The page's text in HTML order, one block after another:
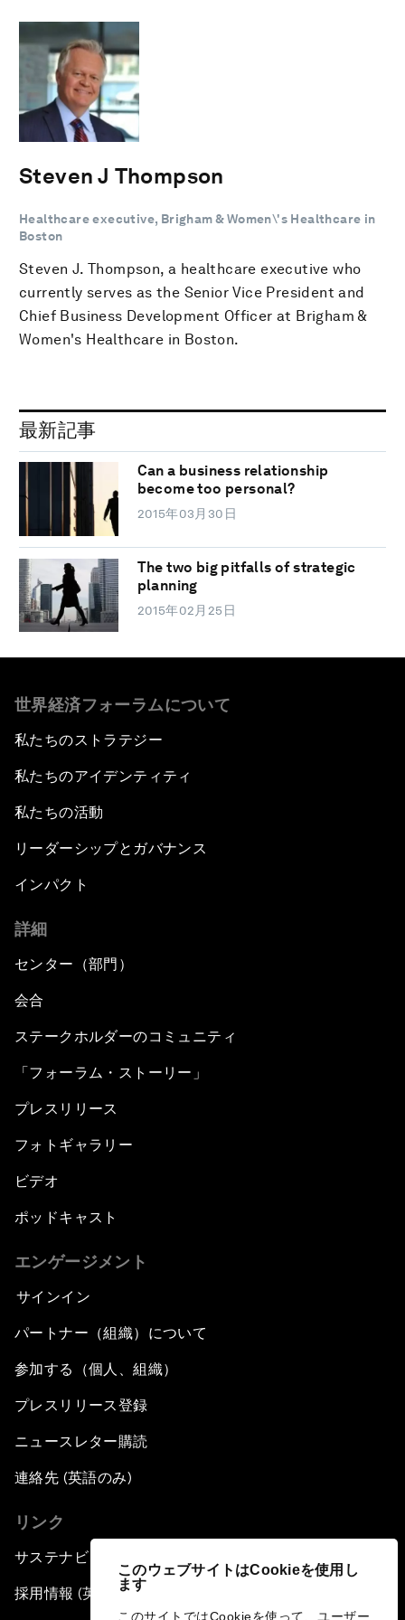
このウェブサイトはCookieを使用し
ます
このサイトではCookieを使って、ユーザー
Steven J Thompson
Healthcare executive, Brigham & Women\'s Healthcare in
Boston
Steven J. Thompson, a healthcare executive who
currently serves as the Senior Vice President and
Chief Business Development Officer at Brigham &
Women's Healthcare in Boston.
最新記事
Can a business relationship
become too personal?
2015年03月30日
The two big pitfalls of strategic
planning
2015年02月25日
世界経済フォーラムについて
私たちのストラテジー
私たちのアイデンティティ
私たちの活動
リーダーシップとガバナンス
インパクト
詳細
センター（部門）
会合
ステークホルダーのコミュニティ
「フォーラム・ストーリー」
プレスリリース
フォトギャラリー
ビデオ
ポッドキャスト
エンゲージメント
サインイン
パートナー（組織）について
参加する（個人、組織）
プレスリリース登録
ニュースレター購読
連絡先 (英語のみ)
リンク
サステナビリティへの取り組み
採用情報 (英語のみ)